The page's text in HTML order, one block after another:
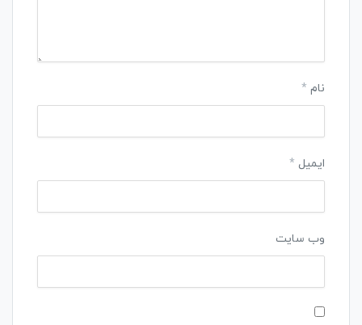
نام *
ایمیل *
وب‌ سایت